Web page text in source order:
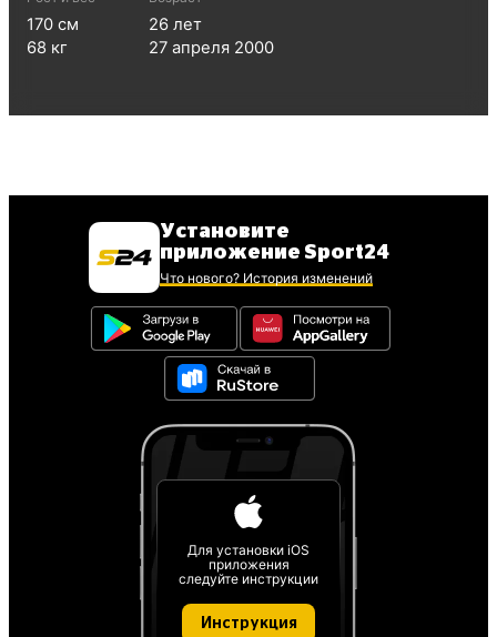
170 см
68 кг
26 лет
27 апреля 2000
Установите
приложение Sport24
Что нового? История изменений
Для установки iOS
приложения
следуйте инструкции
Инструкция